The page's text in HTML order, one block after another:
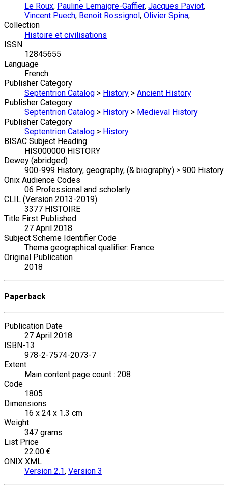
Le Roux, Pauline Lemaigre-Gaffier, Jacques Paviot,
Vincent Puech, Benoît Rossignol, Olivier Spina,
Collection
Histoire et civilisations
ISSN
12845655
Language
French
Publisher Category
Septentrion Catalog > History > Ancient History
Publisher Category
Septentrion Catalog > History > Medieval History
Publisher Category
Septentrion Catalog > History
BISAC Subject Heading
HIS000000 HISTORY
Dewey (abridged)
900-999 History, geography, (& biography) > 900 History
Onix Audience Codes
06 Professional and scholarly
CLIL (Version 2013-2019)
3377 HISTOIRE
Title First Published
27 April 2018
Subject Scheme Identifier Code
Thema geographical qualifier: France
Original Publication
2018
Paperback
Publication Date
27 April 2018
ISBN-13
978-2-7574-2073-7
Extent
Main content page count : 208
Code
1805
Dimensions
16 x 24 x 1.3 cm
Weight
347 grams
List Price
22.00 €
ONIX XML
Version 2.1, Version 3